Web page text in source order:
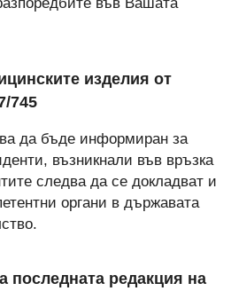
във Вашата
изделия от
745
да бъде информиран за
възникнали във връзка
следва да се докладват и
органи в държавата
последната редакция на